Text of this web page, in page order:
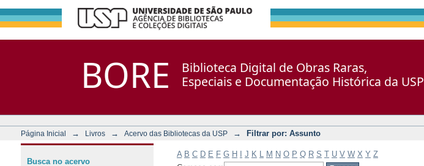
BORE
Biblioteca Digital de Obras Raras,
Especiais e Documentação Histórica da USP
Página Inicial → Livros → Acervo das Bibliotecas da USP → Filtrar por: Assunto
A B C D E F G H J K M N O P Q R S T U V W X Y Z
Busca no acervo